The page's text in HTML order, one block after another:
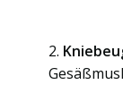
2.